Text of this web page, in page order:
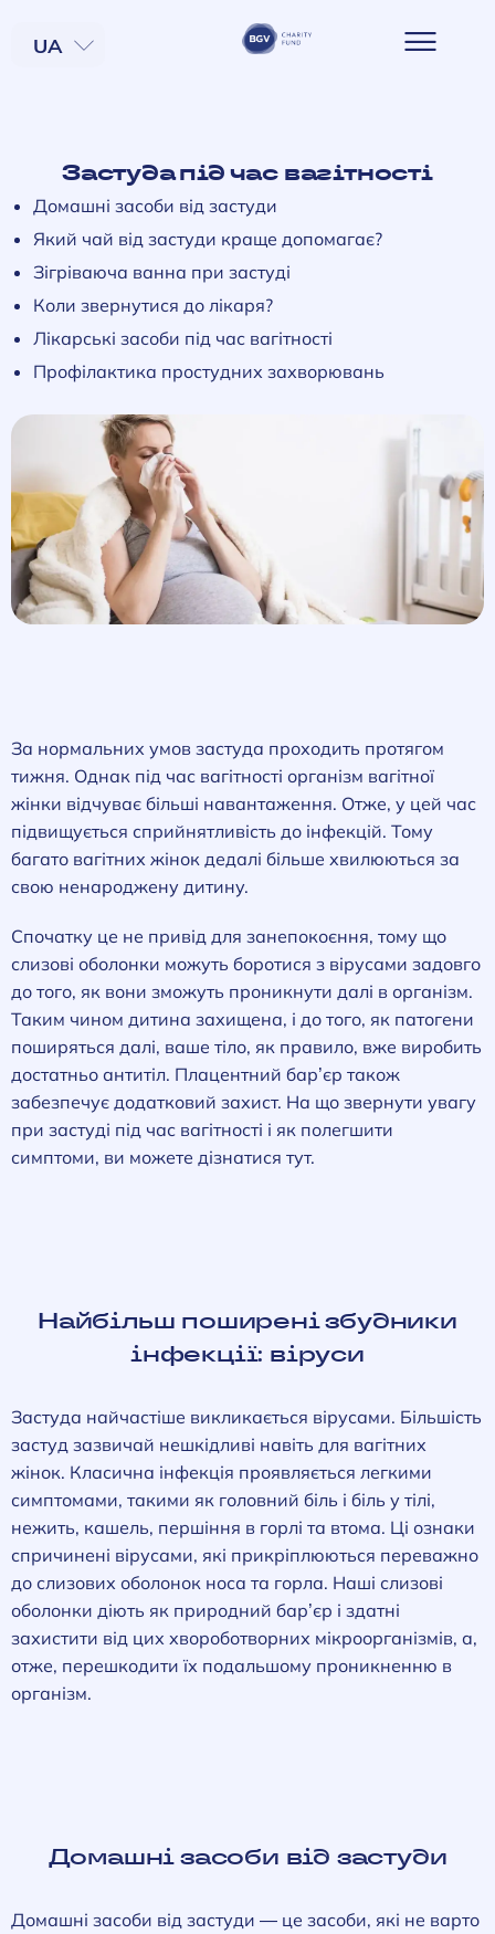
UA
EN
Застуда під час вагітності
Домашні засоби від застуди
Який чай від застуди краще допомагає?
Зігріваюча ванна при застуді
Коли звернутися до лікаря?
Лікарські засоби під час вагітності
Профілактика простудних захворювань
За нормальних умов застуда проходить протягом
тижня. Однак під час вагітності організм вагітної
жінки відчуває більші навантаження. Отже, у цей час
підвищується сприйнятливість до інфекцій. Тому
багато вагітних жінок дедалі більше хвилюються за
свою ненароджену дитину.
Спочатку це не привід для занепокоєння, тому що
слизові оболонки можуть боротися з вірусами задовго
до того, як вони зможуть проникнути далі в організм.
Таким чином дитина захищена, і до того, як патогени
поширяться далі, ваше тіло, як правило, вже виробить
достатньо антитіл. Плацентний бар’єр також
забезпечує додатковий захист. На що звернути увагу
при застуді під час вагітності і як полегшити
симптоми, ви можете дізнатися тут.
Найбільш поширені збудники
інфекції: віруси
Застуда найчастіше викликається вірусами. Більшість
застуд зазвичай нешкідливі навіть для вагітних
жінок. Класична інфекція проявляється легкими
симптомами, такими як головний біль і біль у тілі,
нежить, кашель, першіння в горлі та втома. Ці ознаки
спричинені вірусами, які прикріплюються переважно
до слизових оболонок носа та горла. Наші слизові
оболонки діють як природний бар’єр і здатні
захистити від цих хвороботворних мікроорганізмів, а,
отже, перешкодити їх подальшому проникненню в
організм.
Домашні засоби від застуди
Домашні засоби від застуди — це засоби, які не варто